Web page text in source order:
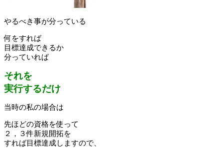
やるべき事が分っている
何をすれば
目標達成できるか
分っていれば
それを
実行するだけ
当時の私の場合は
先ほどの資格を使って
２，３件新規開拓を
すれば目標達成しますので、